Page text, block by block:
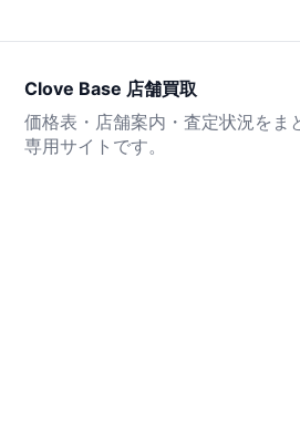
Clove Base 店舗買取
価格表・店舗案内・査定状況をま
専用サイトです。